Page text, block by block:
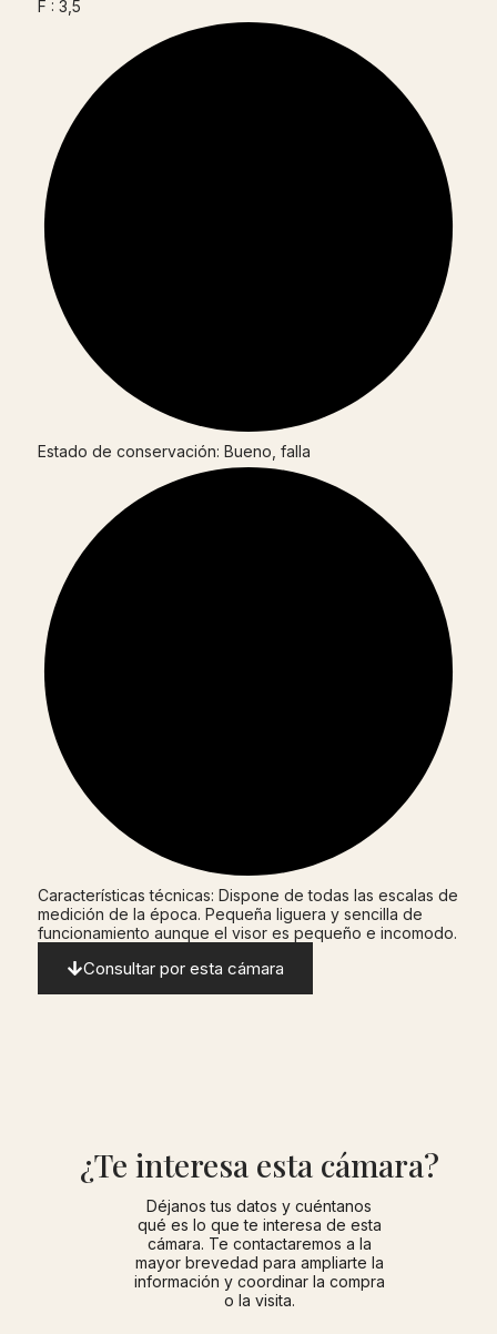
F : 3,5
Estado de conservación: Bueno, falla
Características técnicas: Dispone de todas las escalas de
medición de la época. Pequeña liguera y sencilla de
funcionamiento aunque el visor es pequeño e incomodo.
Consultar por esta cámara
¿Te interesa esta cámara?
Déjanos tus datos y cuéntanos
qué es lo que te interesa de esta
cámara. Te contactaremos a la
mayor brevedad para ampliarte la
información y coordinar la compra
o la visita.